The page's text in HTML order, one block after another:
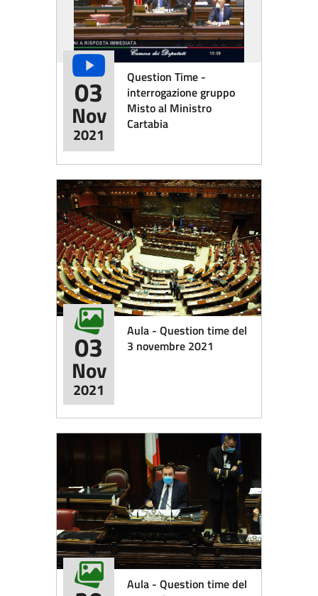
Question Time -
interrogazione gruppo
Misto al Ministro
Cartabia
03
Nov
2021
Aula - Question time del
3 novembre 2021
03
Nov
2021
Aula - Question time del